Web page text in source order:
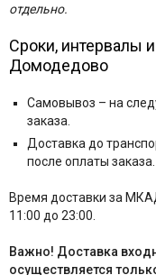
отдельно.
Сроки, интервалы
Домодедово
Самовывоз – на
заказа.
Доставка до
после оплаты заказа.
Время доставки за
11:00 до 23:00.
Важно! Доставка
осуществляется